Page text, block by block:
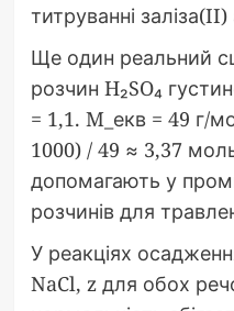
титруванні
Ще один реальний
розчин H₂SO₄
= 1,1. M_екв = 49 г/
1000) / 49 ≈ 3,37
допомагають у
розчинів для
У реакціях
NaCl, z для обох